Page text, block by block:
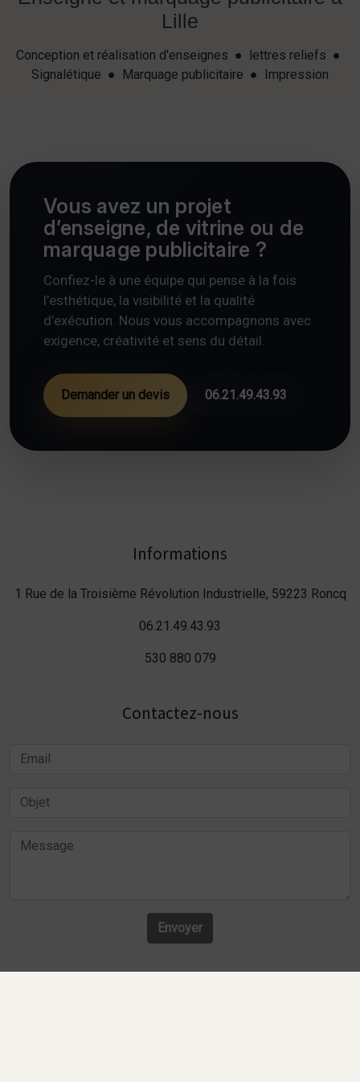
Lille
Conception et réalisation d'enseignes ● lettres reliefs ●
Signalétique ● Marquage publicitaire ● Impression
Vous avez un projet
d’enseigne, de vitrine ou de
marquage publicitaire ?
Confiez-le à une équipe qui pense à la fois
l’esthétique, la visibilité et la qualité
d’exécution. Nous vous accompagnons avec
exigence, créativité et sens du détail.
Demander un devis 06.21.49.43.93
Informations
1 Rue de la Troisième Révolution Industrielle, 59223 Roncq
06.21.49.43.93
530 880 079
Contactez-nous
Envoyer